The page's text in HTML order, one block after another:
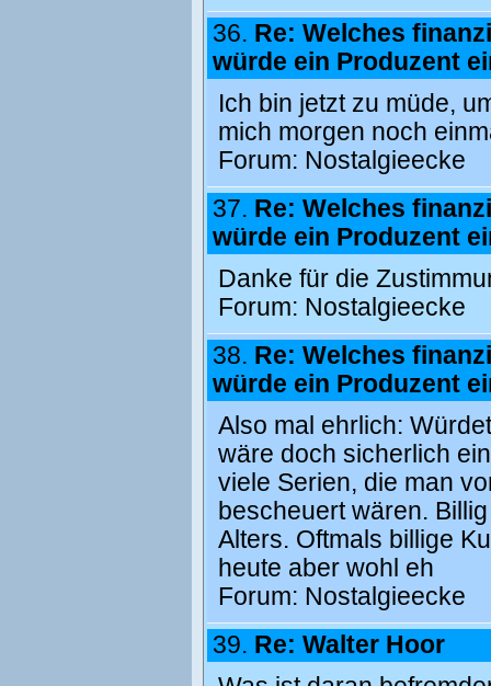
36. Re: Welches
würde ein Produzent
Ich bin jetzt zu müde,
mich morgen noch
Forum: Nostalgieecke
37. Re: Welches
würde ein Produzent
Danke für die
Forum: Nostalgieecke
38. Re: Welches
würde ein Produzent
Also mal ehrlich:
wäre doch sicherlich
viele Serien, die man
bescheuert wären.
Alters. Oftmals billige
heute aber wohl eh
Forum: Nostalgieecke
39. Re: Walter Hoor